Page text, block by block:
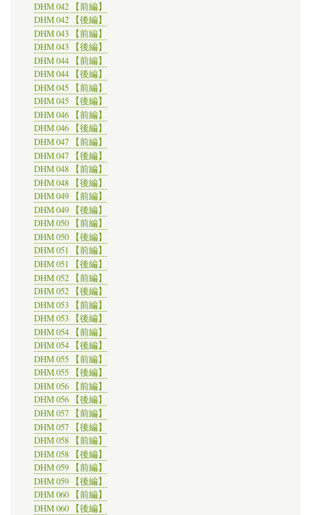
DHM 042 【前編】
DHM 042 【後編】
DHM 043 【前編】
DHM 043 【後編】
DHM 044 【前編】
DHM 044 【後編】
DHM 045 【前編】
DHM 045 【後編】
DHM 046 【前編】
DHM 046 【後編】
DHM 047 【前編】
DHM 047 【後編】
DHM 048 【前編】
DHM 048 【後編】
DHM 049 【前編】
DHM 049 【後編】
DHM 050 【前編】
DHM 050 【後編】
DHM 051 【前編】
DHM 051 【後編】
DHM 052 【前編】
DHM 052 【後編】
DHM 053 【前編】
DHM 053 【後編】
DHM 054 【前編】
DHM 054 【後編】
DHM 055 【前編】
DHM 055 【後編】
DHM 056 【前編】
DHM 056 【後編】
DHM 057 【前編】
DHM 057 【後編】
DHM 058 【前編】
DHM 058 【後編】
DHM 059 【前編】
DHM 059 【後編】
DHM 060 【前編】
DHM 060 【後編】